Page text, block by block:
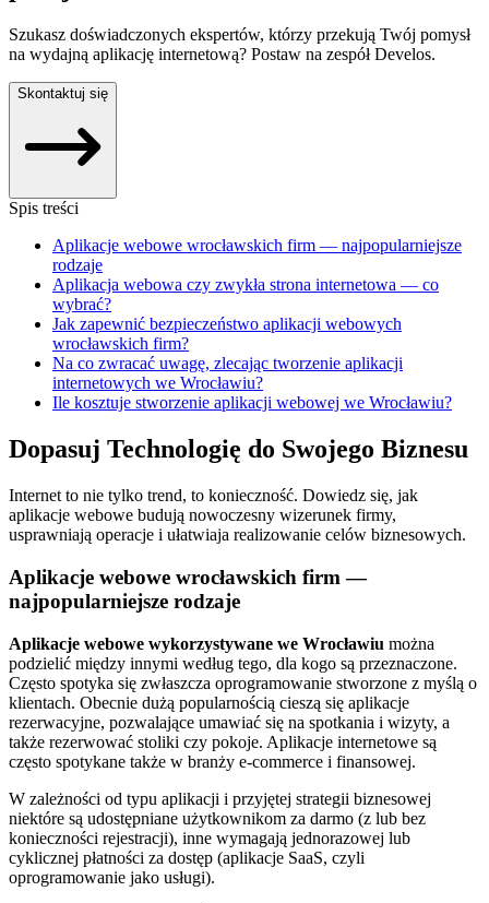
Szukasz doświadczonych ekspertów, którzy przekują Twój pomysł
na wydajną aplikację internetową? Postaw na zespół Develos.
Skontaktuj się
Spis treści
Aplikacje webowe wrocławskich firm — najpopularniejsze
rodzaje
Aplikacja webowa czy zwykła strona internetowa — co
wybrać?
Jak zapewnić bezpieczeństwo aplikacji webowych
wrocławskich firm?
Na co zwracać uwagę, zlecając tworzenie aplikacji
internetowych we Wrocławiu?
Ile kosztuje stworzenie aplikacji webowej we Wrocławiu?
Dopasuj Technologię do Swojego Biznesu
Internet to nie tylko trend, to konieczność. Dowiedz się, jak
aplikacje webowe budują nowoczesny wizerunek firmy,
usprawniają operacje i ułatwiaja realizowanie celów biznesowych.
Aplikacje webowe wrocławskich firm —
najpopularniejsze rodzaje
Aplikacje webowe wykorzystywane we Wrocławiu można
podzielić między innymi według tego, dla kogo są przeznaczone.
Często spotyka się zwłaszcza oprogramowanie stworzone z myślą o
klientach. Obecnie dużą popularnością cieszą się aplikacje
rezerwacyjne, pozwalające umawiać się na spotkania i wizyty, a
także rezerwować stoliki czy pokoje. Aplikacje internetowe są
często spotykane także w branży e-commerce i finansowej.
W zależności od typu aplikacji i przyjętej strategii biznesowej
niektóre są udostępniane użytkownikom za darmo (z lub bez
konieczności rejestracji), inne wymagają jednorazowej lub
cyklicznej płatności za dostęp (aplikacje SaaS, czyli
oprogramowanie jako usługi).